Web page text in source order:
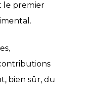
le premier
bien sûr, du